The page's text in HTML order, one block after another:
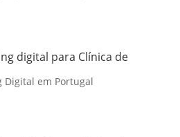
digital para Clínica de
Digital em Portugal